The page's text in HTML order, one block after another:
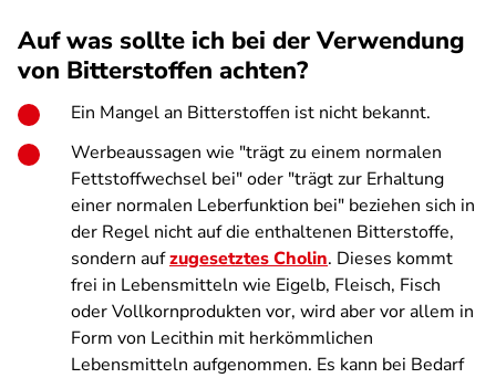
Auf was sollte ich bei der Verwendung
von Bitterstoffen achten?
Ein Mangel an Bitterstoffen ist nicht bekannt.
Werbeaussagen wie "trägt zu einem normalen
Fettstoffwechsel bei" oder "trägt zur Erhaltung
einer normalen Leberfunktion bei" beziehen sich in
der Regel nicht auf die enthaltenen Bitterstoffe,
sondern aufzugesetztes Cholin. Dieses kommt
frei in Lebensmitteln wie Eigelb, Fleisch, Fisch
oder Vollkornprodukten vor, wird aber vor allem in
Form von Lecithin mit herkömmlichen
Lebensmitteln aufgenommen. Es kann bei Bedarf